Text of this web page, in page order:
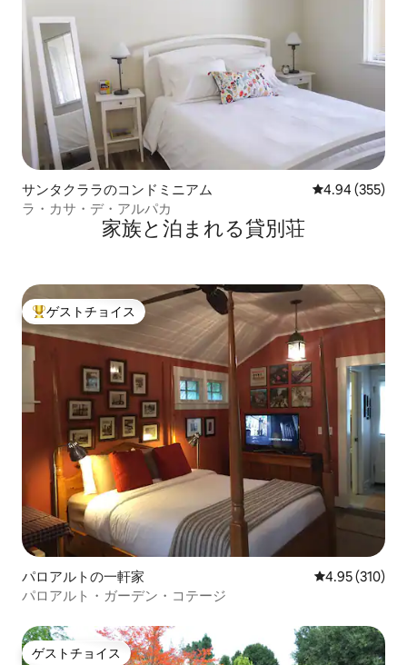
サンタクララのコンドミニアム レビュー355
4.94 (355)
ラ・カサ・デ・アルパカ
家族と泊まれる貸別荘
大好評のゲストチョイスです。
ゲストチョイス
パロアルトの一軒家 レビュー310
4.95 (310)
パロアルト・ガーデン・コテージ
ゲストチョイス
ゲストチョイス